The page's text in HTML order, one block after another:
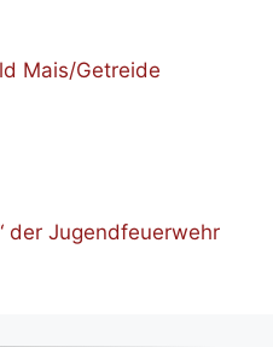
Mais/Getreide
der Jugendfeuerwehr